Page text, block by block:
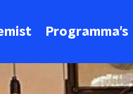
Programma's